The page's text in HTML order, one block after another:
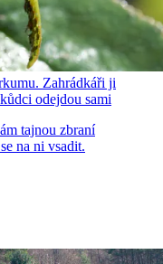
Zahrádkáři ji
odejdou sami
tajnou zbraní
na ni vsadit.